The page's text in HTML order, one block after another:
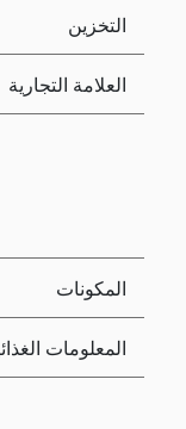
التخزين
العلامة التجارية
المكونات
المعلومات